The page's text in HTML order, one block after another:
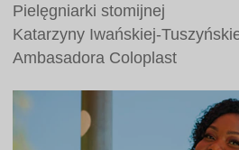
Pielęgniarki stomijnej
Katarzyny Iwańskiej-
Ambasadora Coloplast